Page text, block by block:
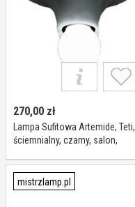
270,00 zł
Lampa Sufitowa Artemide, Teti,
ściemnialny, czarny, salon,
mistrzlamp.pl